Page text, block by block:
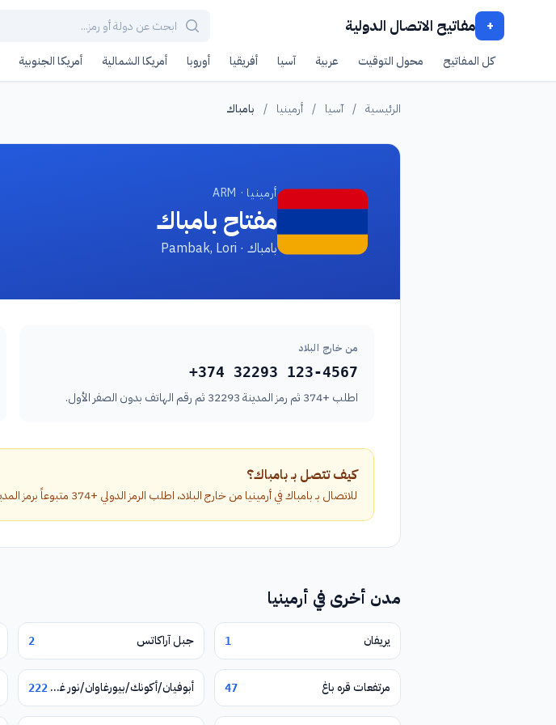
+ مفاتيح الاتصال الدولية
كل المفاتيح محول التوقيت عربية آسيا أفريقيا أوروبا أمريكا الشمالية أمريكا الجنوبية
الرئيسية / آسيا / أرمينيا / بامباك
أرمينيا · ARM
مفتاح بامباك
بامباك · Pambak, Lori
من خارج البلاد
+374 32293 123-4567
اطلب +374 ثم رمز المدينة 32293 ثم رقم الهاتف بدون الصفر الأول.
كيف تتصل بـ بامباك؟
للاتصال بـ بامباك في أرمينيا من خارج البلاد، اطلب الرمز الدولي +374 متبوعاً برمز المدينة 32293 ثم رقم الهاتف المحلي بدون الصفر الأول.
مدن أخرى في أرمينيا
يريفان 1 جبل آراكاتس 2
مرتفعات قره باغ 47 أبوفيان/أكونك/بيورغاوان/نور غيوغ/فيرين بتغني 222